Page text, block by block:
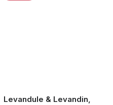
Levandule & Levandin,